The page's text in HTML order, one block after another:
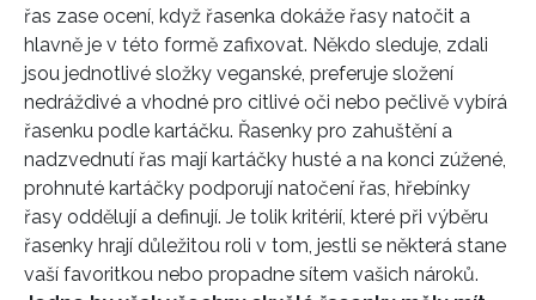
řas zase ocení, když řasenka dokáže řasy natočit a
hlavně je v této formě zafixovat. Někdo sleduje, zdali
jsou jednotlivé složky veganské, preferuje složení
nedráždivé a vhodné pro citlivé oči nebo pečlivě vybírá
řasenku podle kartáčku. Řasenky pro zahuštění a
nadzvednutí řas mají kartáčky husté a na konci zúžené,
prohnuté kartáčky podporují natočení řas, hřebínky
řasy oddělují a definují. Je tolik kritérií, které při výběru
řasenky hrají důležitou roli v tom, jestli se některá stane
vaší favoritkou nebo propadne sítem vašich nároků.